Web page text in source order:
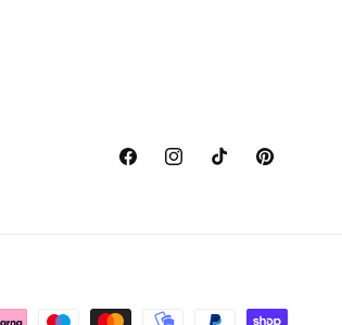
FacebookInstagramTikTokPinterest